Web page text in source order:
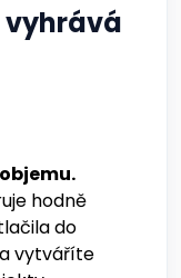
vyhrává
hodně
do
vytváříte